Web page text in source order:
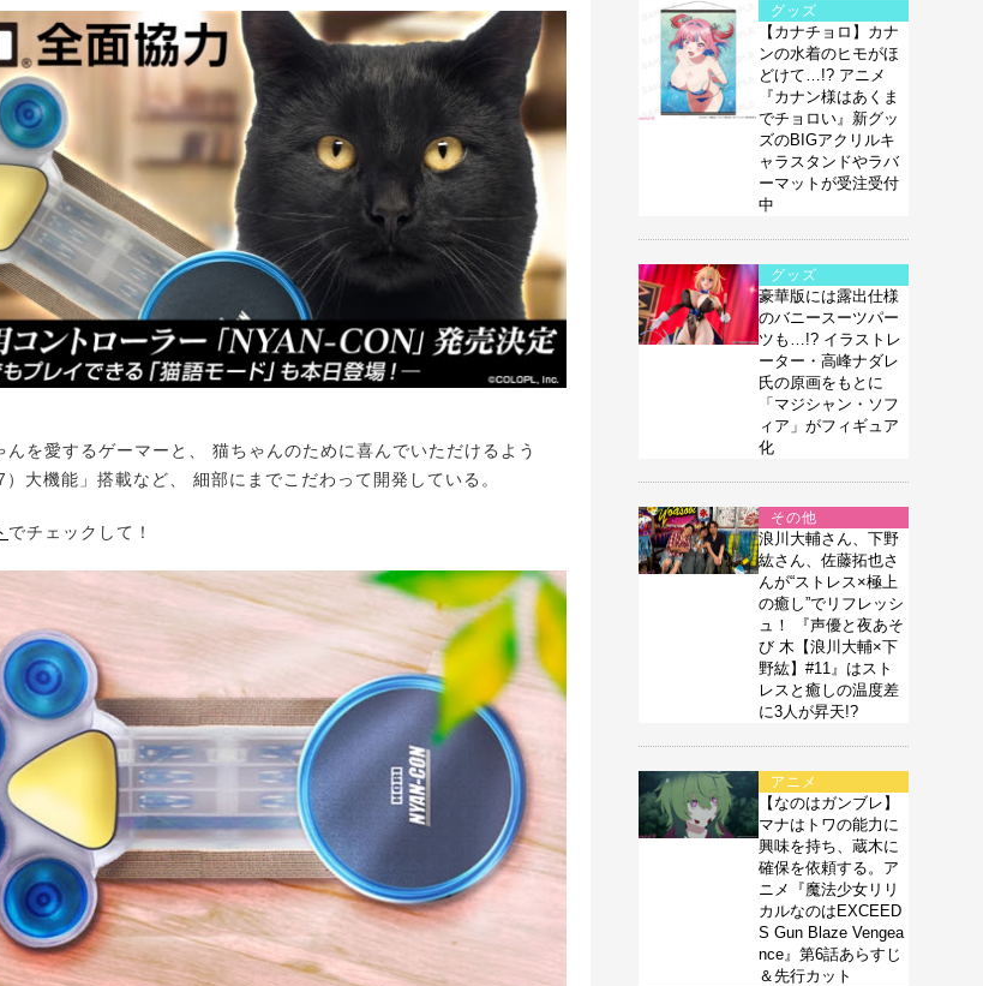
を愛するゲーマーと、 猫ちゃんのために喜んでいただけるよう
大機能」搭載など、 細部にまでこだわって開発している。
でチェックして！
グッズ
【カナチョロ】カナ
ンの水着のヒモがほ
どけて…!? アニメ
『カナン様はあくま
でチョロい』新グッ
ズのBIGアクリルキ
ャラスタンドやラバ
ーマットが受注受付
中
グッズ
豪華版には露出仕様
のバニースーツパー
ツも…!? イラストレ
ーター・高峰ナダレ
氏の原画をもとに
「マジシャン・ソフ
ィア」がフィギュア
化
その他
浪川大輔さん、下野
紘さん、佐藤拓也さ
んが“ストレス×極上
の癒し”でリフレッシ
ュ！ 『声優と夜あそ
び 木【浪川大輔×下
野紘】#11』はスト
レスと癒しの温度差
に3人が昇天!?
アニメ
【なのはガンブレ】
マナはトワの能力に
興味を持ち、蔵木に
確保を依頼する。ア
ニメ『魔法少女リリ
カルなのはEXCEED
S Gun Blaze Vengea
nce』第6話あらすじ
＆先行カット